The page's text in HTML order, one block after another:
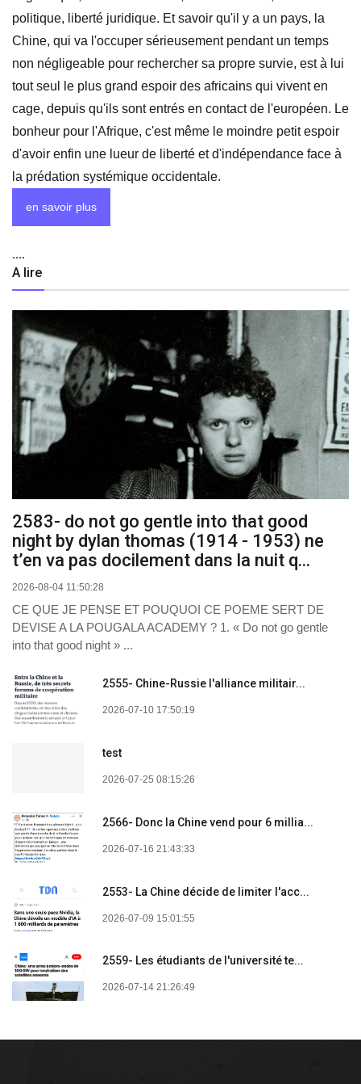
politique, liberté juridique. Et savoir qu'il y a un pays, la
Chine, qui va l'occuper sérieusement pendant un temps
non négligeable pour rechercher sa propre survie, est à lui
tout seul le plus grand espoir des africains qui vivent en
cage, depuis qu'ils sont entrés en contact de l'européen. Le
bonheur pour l'Afrique, c'est même le moindre petit espoir
d'avoir enfin une lueur de liberté et d'indépendance face à
la prédation systémique occidentale.
en savoir plus
....
A lire
2583- do not go gentle into that good
night by dylan thomas (1914 - 1953) ne
t’en va pas docilement dans la nuit q...
2026-08-04 11:50:28
CE QUE JE PENSE ET POUQUOI CE POEME SERT DE
DEVISE A LA POUGALA ACADEMY ? 1. « Do not go gentle
into that good night » ...
2555- Chine-Russie l'alliance militair...
2026-07-10 17:50:19
test
2026-07-25 08:15:26
2566- Donc la Chine vend pour 6 millia...
2026-07-16 21:43:33
2553- La Chine décide de limiter l'acc...
2026-07-09 15:01:55
2559- Les étudiants de l'université te...
2026-07-14 21:26:49